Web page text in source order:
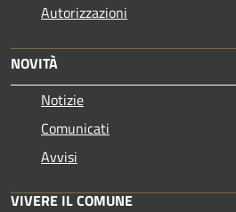
Autorizzazioni
NOVITÀ
Notizie
Comunicati
Avvisi
VIVERE IL COMUNE